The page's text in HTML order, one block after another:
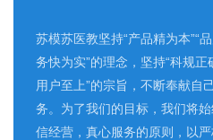
苏模苏医教坚持“产品精为本”“
务快为实”的理念，坚持“科规正
用户至上”的宗旨，不断奉献自
务。为了我们的目标，我们将
信经营，真心服务的原则，以